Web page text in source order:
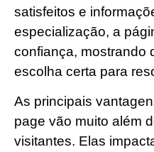
satisfeitos e
especialização, a
confiança, mostrando
escolha certa para
As principais
page vão muito além
visitantes. Elas